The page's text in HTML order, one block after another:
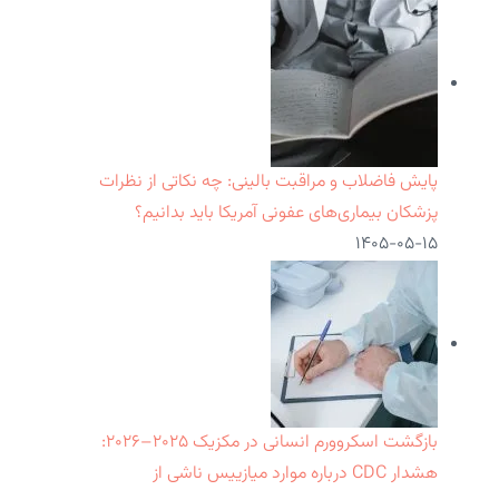
پایش فاضلاب و مراقبت بالینی: چه نکاتی از نظرات
پزشکان بیماری‌های عفونی آمریکا باید بدانیم؟
۱۴۰۵-۰۵-۱۵
بازگشت اسکروورم انسانی در مکزیک ۲۰۲۵–۲۰۲۶:
هشدار CDC درباره موارد میازییس ناشی از